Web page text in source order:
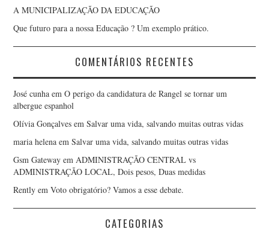
A MUNICIPALIZAÇÃO DA EDUCAÇÃO
Que futuro para a nossa Educação ? Um exemplo prático.
COMENTÁRIOS RECENTES
José cunha emO perigo da candidatura de Rangel se tornar um
albergue espanhol
Olívia Gonçalves emSalvar uma vida, salvando muitas outras vidas
maria helena emSalvar uma vida, salvando muitas outras vidas
Gsm Gateway emADMINISTRAÇÃO CENTRAL vs
ADMINISTRAÇÃO LOCAL, Dois pesos, Duas medidas
Rently emVoto obrigatório? Vamos a esse debate.
CATEGORIAS